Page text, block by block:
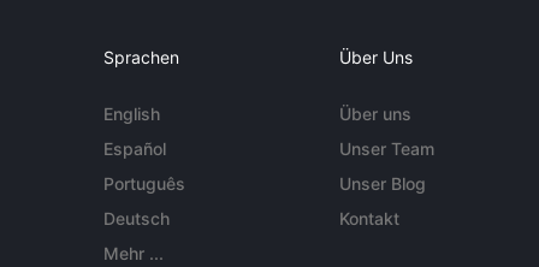
Sprachen
English
Español
Português
Deutsch
Mehr ...
Über Uns
Über uns
Unser Team
Unser Blog
Kontakt